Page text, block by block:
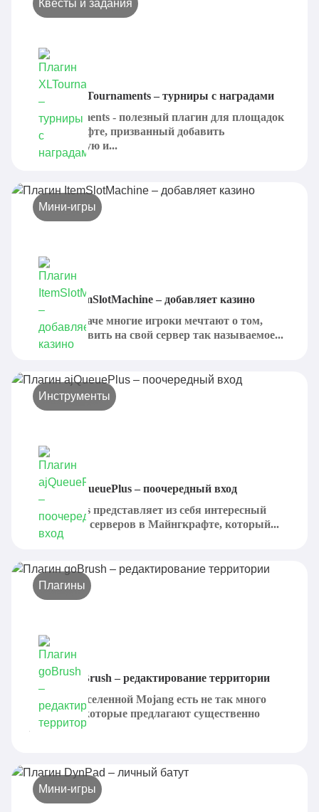
Квесты и задания
Плагин XLTournaments – турниры с наградами
XLTournaments - полезный плагин для площадок
в Майнкрафте, призванный добавить
продуманную и...
Мини-игры
Плагин ItemSlotMachine – добавляет казино
Так или иначе многие игроки мечтают о том,
чтобы добавить на свой сервер так называемое...
Инструменты
Плагин ajQueuePlus – поочередный вход
ajQueuePlus представляет из себя интересный
плагин для серверов в Майнгкрафте, который...
Плагины
Плагин goBrush – редактирование территории
В рамках вселенной Mojang есть не так много
плагинов, которые предлагают существенно
изменить...
Мини-игры